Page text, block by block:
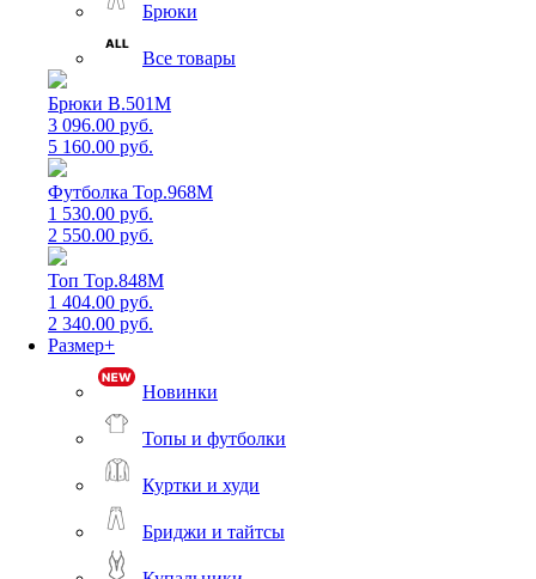
Брюки
Все товары
Брюки B.501M
3 096.00 руб.
5 160.00 руб.
Футболка Top.968M
1 530.00 руб.
2 550.00 руб.
Топ Top.848M
1 404.00 руб.
2 340.00 руб.
Размер+
Новинки
Топы и футболки
Куртки и худи
Бриджи и тайтсы